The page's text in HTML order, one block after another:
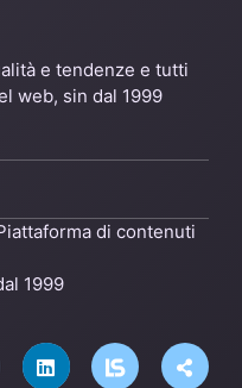
e tendenze e tutti
web, sin dal 1999
di contenuti
1999